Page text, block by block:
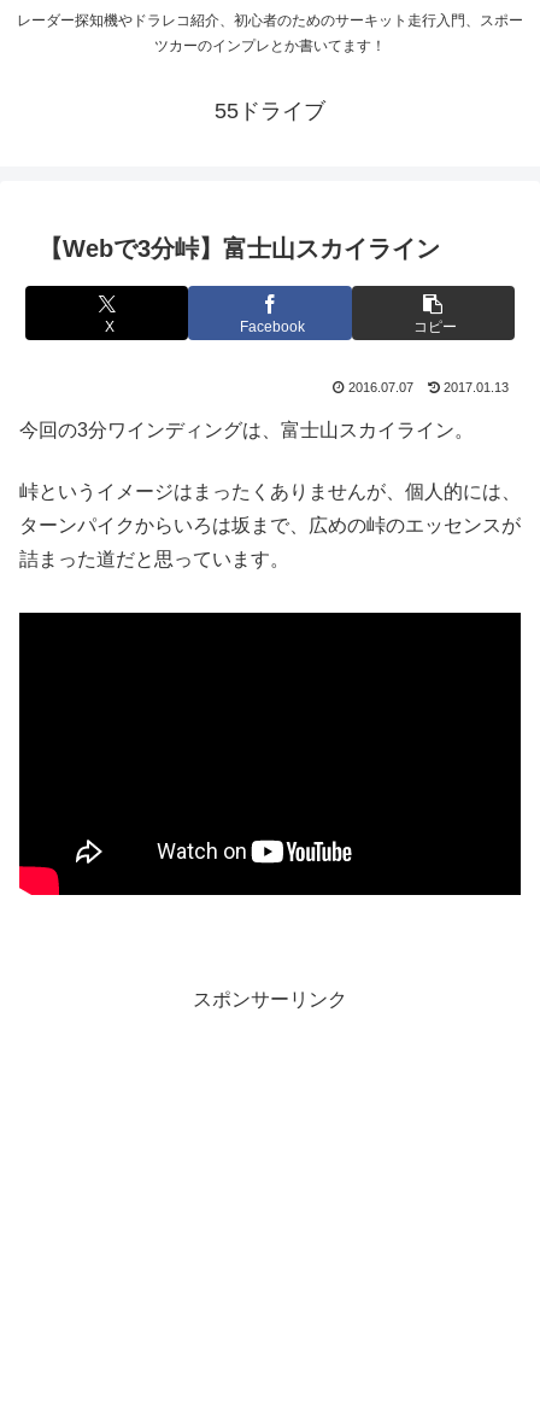
レーダー探知機やドラレコ紹介、初心者のためのサーキット走行入門、スポー
ツカーのインプレとか書いてます！
55ドライブ
【Webで3分峠】富士山スカイライン
X Facebook コピー
2016.07.07 2017.01.13
今回の3分ワインディングは、富士山スカイライン。
峠というイメージはまったくありませんが、個人的には、
ターンパイクからいろは坂まで、広めの峠のエッセンスが
詰まった道だと思っています。
スポンサーリンク